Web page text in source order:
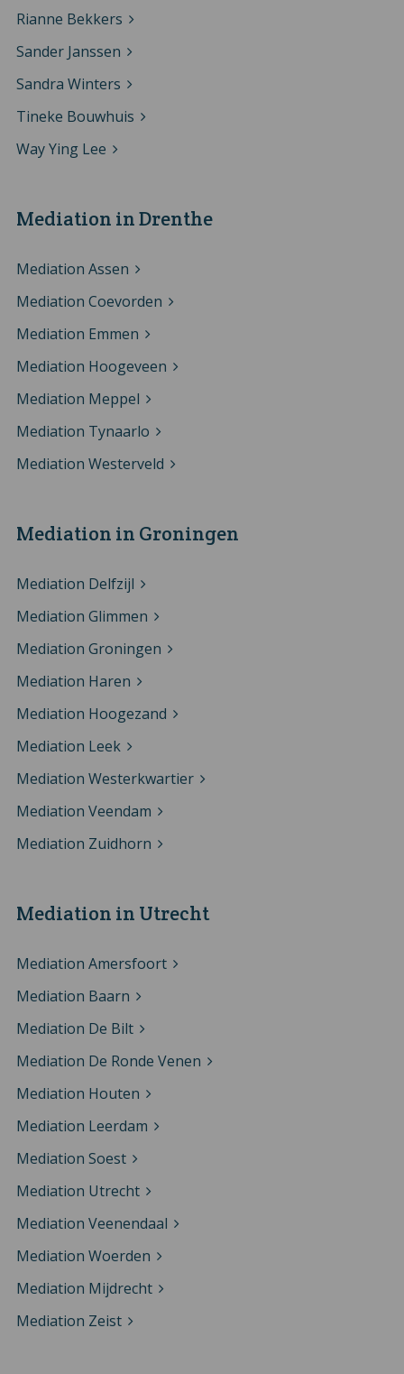
Rianne Bekkers
Sander Janssen
Sandra Winters
Tineke Bouwhuis
Way Ying Lee
Mediation in Drenthe
Mediation Assen
Mediation Coevorden
Mediation Emmen
Mediation Hoogeveen
Mediation Meppel
Mediation Tynaarlo
Mediation Westerveld
Mediation in Groningen
Mediation Delfzijl
Mediation Glimmen
Mediation Groningen
Mediation Haren
Mediation Hoogezand
Mediation Leek
Mediation Westerkwartier
Mediation Veendam
Mediation Zuidhorn
Mediation in Utrecht
Mediation Amersfoort
Mediation Baarn
Mediation De Bilt
Mediation De Ronde Venen
Mediation Houten
Mediation Leerdam
Mediation Soest
Mediation Utrecht
Mediation Veenendaal
Mediation Woerden
Mediation Mijdrecht
Mediation Zeist